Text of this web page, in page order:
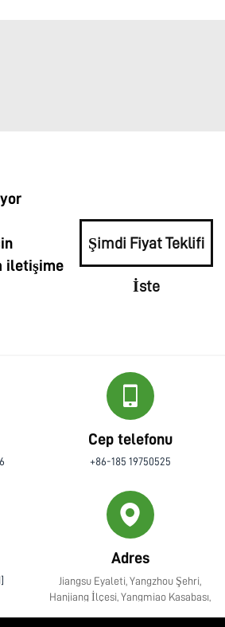
iletişime
Şimdi Fiyat Teklifi
İste
Cep telefonu
+86-185 19750525
Adres
Jiangsu Eyaleti, Yangzhou Şehri,
Hanjiang İlçesi, Yangmiao Kasabası,